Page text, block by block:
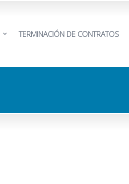
TERMINACIÓN DE CONTRATOS